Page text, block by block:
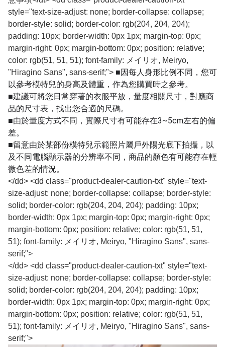
style="text-size-adjust: none; border-collapse: collapse;
border-style: solid; border-color: rgb(204, 204, 204);
padding: 10px; border-width: 0px 1px; margin-top: 0px;
margin-right: 0px; margin-bottom: 0px; position: relative;
color: rgb(51, 51, 51); font-family: メイリオ, Meiryo,
"Hiragino Sans", sans-serif;"> ■因每人身形比例不同，您可
以參考模特兒的身高及體重，作為您購買時之參考。
■建議可將您日常穿著的衣服平放，量度相關尺寸，對應商
品的尺寸表，找出您合適的尺碼。
■由於量度方式不同，實際尺寸有可能存在3~5cm左右的偏
差。
■留意由於某部份模特兒示範照片屬戶外陽光底下拍攝，以
及不同電腦顯示器的分辨率不同，商品的顏色有可能存在輕
微色差的情況。
</dd> <dd class="product-dealer-caution-txt" style="text-
size-adjust: none; border-collapse: collapse; border-style:
solid; border-color: rgb(204, 204, 204); padding: 10px;
border-width: 0px 1px; margin-top: 0px; margin-right: 0px;
margin-bottom: 0px; position: relative; color: rgb(51, 51,
51); font-family: メイリオ, Meiryo, "Hiragino Sans", sans-
serif;">
</dd> <dd class="product-dealer-caution-txt" style="text-
size-adjust: none; border-collapse: collapse; border-style:
solid; border-color: rgb(204, 204, 204); padding: 10px;
border-width: 0px 1px; margin-top: 0px; margin-right: 0px;
margin-bottom: 0px; position: relative; color: rgb(51, 51,
51); font-family: メイリオ, Meiryo, "Hiragino Sans", sans-
serif;">